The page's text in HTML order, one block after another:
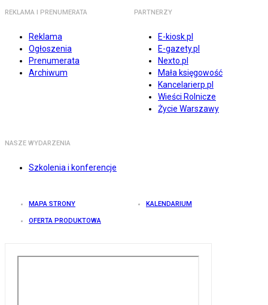
REKLAMA I PRENUMERATA
Reklama
Ogłoszenia
Prenumerata
Archiwum
PARTNERZY
E-kiosk.pl
E-gazety.pl
Nexto.pl
Mała księgowość
Kancelarierp.pl
Wieści Rolnicze
Życie Warszawy
NASZE WYDARZENIA
Szkolenia i konferencje
MAPA STRONY KALENDARIUM
OFERTA PRODUKTOWA